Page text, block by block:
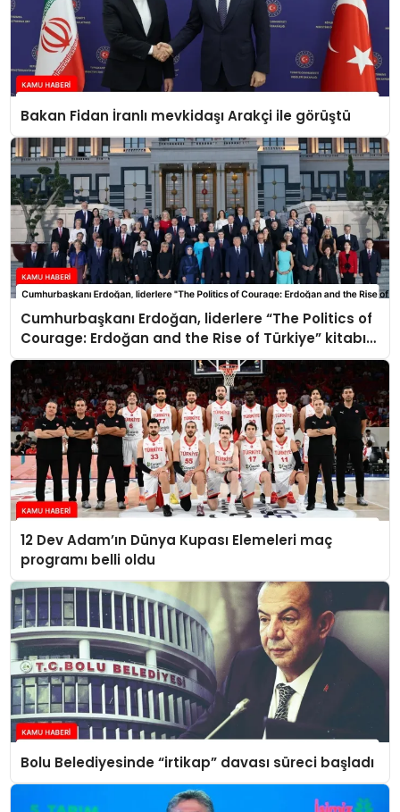
Bakan Fidan İranlı mevkidaşı Arakçi ile görüştü
Cumhurbaşkanı Erdoğan, liderlere “The Politics of
Courage: Erdoğan and the Rise of Türkiye” kitabını
takdim etti
12 Dev Adam’ın Dünya Kupası Elemeleri maç
programı belli oldu
Bolu Belediyesinde “irtikap” davası süreci başladı